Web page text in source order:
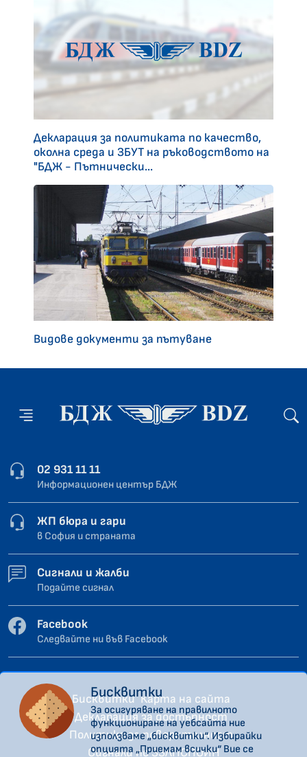
Декларация за политиката по качество,
околна среда и ЗБУТ на ръководството на
"БДЖ - Пътнически...
Видове документи за пътуване
02 931 11 11
Информационен център БДЖ
ЖП бюра и гари
в София и страната
Сигнали и жалби
Подайте сигнал
Facebook
Следвайте ни във Facebook
Бисквитки Карта на сайта
Декларация за достъпност
Политика за поверителност
Сигнали по ЗЗЛПСПОИН
Бисквитки
За осигуряване на правилното
функциониране на уебсайта ние
използваме „бисквитки“. Избирайки
опцията „Приемам всички“ Вие се